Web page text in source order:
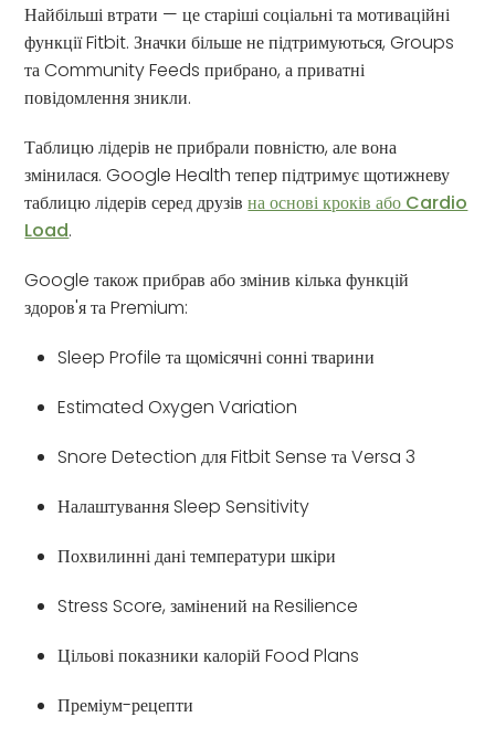
Найбільші втрати — це старіші соціальні та мотиваційні
функції Fitbit. Значки більше не підтримуються, Groups
та Community Feeds прибрано, а приватні
повідомлення зникли.
Таблицю лідерів не прибрали повністю, але вона
змінилася. Google Health тепер підтримує щотижневу
таблицю лідерів серед друзівна основі кроків або Cardio
Load.
Google також прибрав або змінив кілька функцій
здоров'я та Premium:
Sleep Profile та щомісячні сонні тварини
Estimated Oxygen Variation
Snore Detection для Fitbit Sense та Versa 3
Налаштування Sleep Sensitivity
Похвилинні дані температури шкіри
Stress Score, замінений на Resilience
Цільові показники калорій Food Plans
Преміум-рецепти